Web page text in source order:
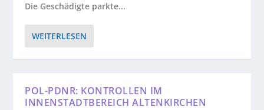
Die Geschädigte parkte...
WEITERLESEN
POL-PDNR: KONTROLLEN IM
INNENSTADTBEREICH ALTENKIRCHEN